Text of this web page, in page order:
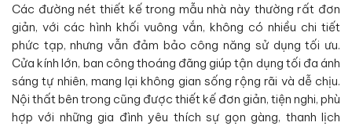
Các đường nét thiết kế trong mẫu nhà này thường rất đơn
giản, với các hình khối vuông vắn, không có nhiều chi tiết
phức tạp, nhưng vẫn đảm bảo công năng sử dụng tối ưu.
Cửa kính lớn, ban công thoáng đãng giúp tận dụng tối đa ánh
sáng tự nhiên, mang lại không gian sống rộng rãi và dễ chịu.
Nội thất bên trong cũng được thiết kế đơn giản, tiện nghi, phù
hợp với những gia đình yêu thích sự gọn gàng, thanh lịch